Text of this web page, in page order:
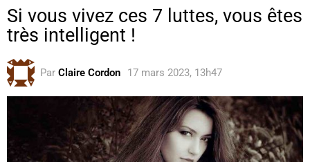
Si vous vivez ces 7 luttes, vous êtes
très intelligent !
Par Claire Cordon 17 mars 2023, 13h47